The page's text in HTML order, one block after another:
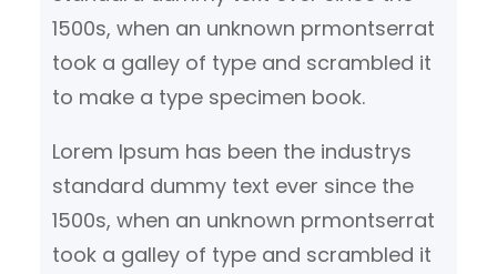
1500s, when an unknown prmontserrat
took a galley of type and scrambled it
to make a type specimen book.
Lorem Ipsum has been the industrys
standard dummy text ever since the
1500s, when an unknown prmontserrat
took a galley of type and scrambled it